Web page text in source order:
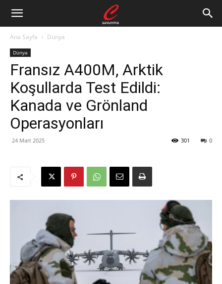
Ana Sayfa Dünya
Dünya
Fransız A400M, Arktik
Koşullarda Test Edildi:
Kanada ve Grönland
Operasyonları
24 Mart 2025 0
301